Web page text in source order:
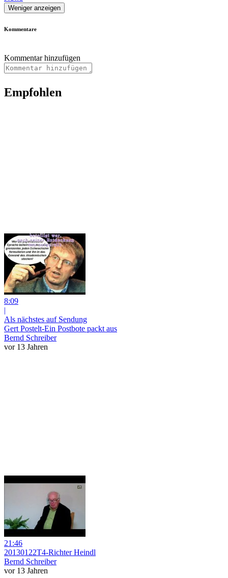
Weniger anzeigen
Kommentare
Kommentar hinzufügen
Empfohlen
8:09
|
Als nächstes auf Sendung
Gert Postelt-Ein Postbote packt aus
Bernd Schreiber
vor 13 Jahren
21:46
20130122T4-Richter Heindl
Bernd Schreiber
vor 13 Jahren